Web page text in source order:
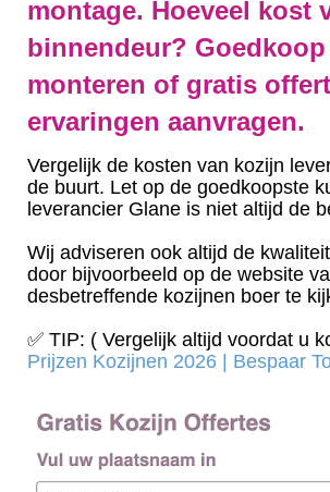
montage. Hoeveel kost
binnendeur?
monteren of gratis
ervaringen aanvragen.
Vergelijk de kosten van kozijn
de buurt. Let op de goedkoopste
leverancier Glane is niet altijd de
Wij adviseren ook altijd de
door bijvoorbeeld op de website
desbetreffende kozijnen boer te
✅ TIP: ( Vergelijk altijd voordat u
Prijzen Kozijnen 2026 | Bespaar